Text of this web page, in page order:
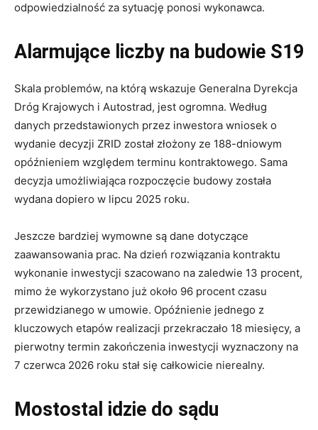
odpowiedzialność za sytuację ponosi wykonawca.
Alarmujące liczby na budowie S19
Skala problemów, na którą wskazuje Generalna Dyrekcja
Dróg Krajowych i Autostrad, jest ogromna. Według
danych przedstawionych przez inwestora wniosek o
wydanie decyzji ZRID został złożony ze 188-dniowym
opóźnieniem względem terminu kontraktowego. Sama
decyzja umożliwiająca rozpoczęcie budowy została
wydana dopiero w lipcu 2025 roku.
Jeszcze bardziej wymowne są dane dotyczące
zaawansowania prac. Na dzień rozwiązania kontraktu
wykonanie inwestycji szacowano na zaledwie 13 procent,
mimo że wykorzystano już około 96 procent czasu
przewidzianego w umowie. Opóźnienie jednego z
kluczowych etapów realizacji przekraczało 18 miesięcy, a
pierwotny termin zakończenia inwestycji wyznaczony na
7 czerwca 2026 roku stał się całkowicie nierealny.
Mostostal idzie do sądu